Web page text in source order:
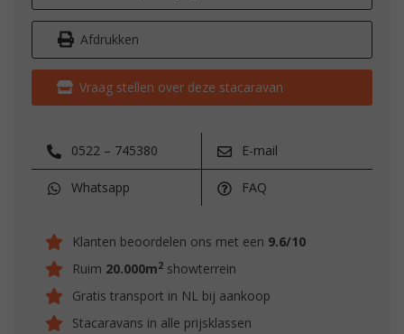
Afdrukken
Vraag stellen over deze stacaravan
0522 – 745380 E-mail
Whatsapp FAQ
Klanten beoordelen ons met een 9.6/10
Ruim 20.000m2 showterrein
Gratis transport in NL bij aankoop
Stacaravans in alle prijsklassen